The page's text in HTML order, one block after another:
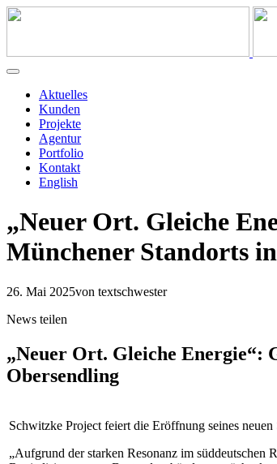
Aktuelles
Kunden
Projekte
Agentur
Portfolio
Kontakt
English
„Neuer Ort. Gleiche
Münchener Standorts
26. Mai 2025von textschwester
News teilen
„Neuer Ort. Gleiche Energie“:
Obersendling
Schwitzke Project feiert die Eröffnung seines
„Aufgrund der starken Resonanz im